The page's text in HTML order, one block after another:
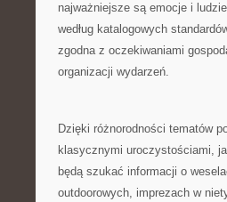
najważniejsze są emocje i
według katalogowych
zgodna z oczekiwaniami
organizacji wydarzeń.
Dzięki różnorodności tematów
klasycznymi uroczystościami,
będą szukać informacji o
outdoorowych, imprezach w